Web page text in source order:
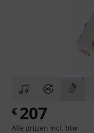
€ 207
Alle prijzen incl. btw